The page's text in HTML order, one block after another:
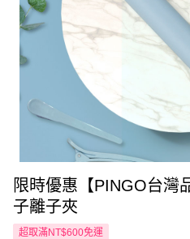
限時優惠【PINGO台灣
子離子夾
超取滿NT$600免運